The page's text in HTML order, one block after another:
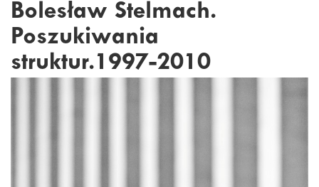
Bolesław Stelmach.
Poszukiwania
struktur.1997-2010